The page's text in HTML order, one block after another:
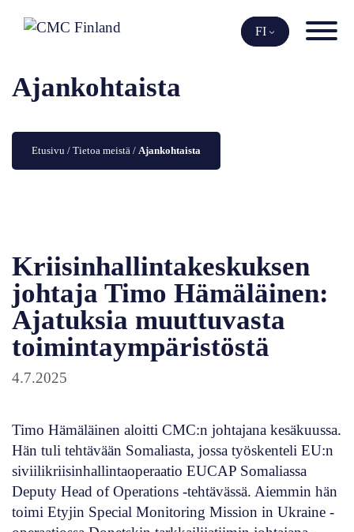
sisältöön
FI
Ajankohtaista
Etusivu / Tietoa meistä / Ajankohtaista
Kriisinhallintakeskuksen
johtaja Timo Hämäläinen:
Ajatuksia muuttuvasta
toimintaympäristöstä
4.7.2025
Timo Hämäläinen aloitti CMC:n johtajana kesäkuussa.
Hän tuli tehtävään Somaliasta, jossa työskenteli EU:n
siviilikriisinhallintaoperaatio EUCAP Somaliassa
Deputy Head of Operations -tehtävässä. Aiemmin hän
toimi Etyjin Special Monitoring Mission in Ukraine -